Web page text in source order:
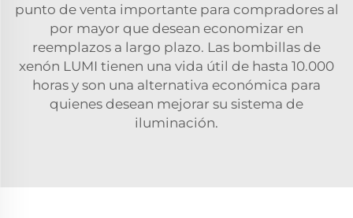
punto de venta importante para compradores al
por mayor que desean economizar en
reemplazos a largo plazo. Las bombillas de
xenón LUMI tienen una vida útil de hasta 10.000
horas y son una alternativa económica para
quienes desean mejorar su sistema de
iluminación.